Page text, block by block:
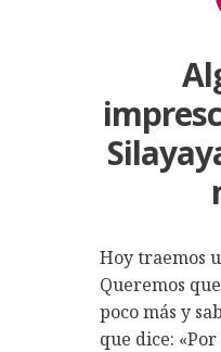
Hoy traemos
Queremos
poco más y
que dice: